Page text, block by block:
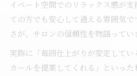
イベート空間でのリラックス感が
ての方でも安心して通える雰囲気で
さが、サロンの信頼性を物語ってい
実際に「毎回仕上がりが安定して
カールを提案してくれる」といった